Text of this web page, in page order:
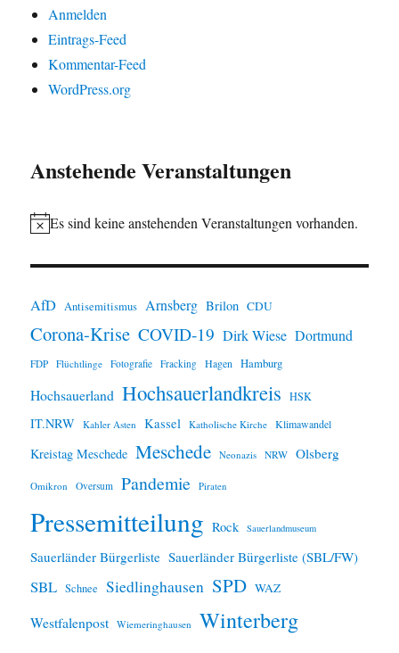
Anmelden
Eintrags-Feed
Kommentar-Feed
WordPress.org
Anstehende Veranstaltungen
H
w
e
i
Es sind keine anstehenden Veranstaltungen vorhanden.
AfD Antisemitismus Arnsberg Brilon CDU
Corona-Krise COVID-19 Dirk Wiese Dortmund
FDP Flüchtlinge Fotografie Fracking Hagen Hamburg
Hochsauerland Hochsauerlandkreis HSK
IT.NRW Kahler Asten Kassel Katholische Kirche Klimawandel
Kreistag Meschede Meschede Neonazis NRW Olsberg
Omikron Oversum Pandemie Piraten
Pressemitteilung Rock Sauerlandmuseum
Sauerländer Bürgerliste Sauerländer Bürgerliste (SBL/FW)
SBL Schnee Siedlinghausen SPD WAZ
Westfalenpost Wiemeringhausen Winterberg